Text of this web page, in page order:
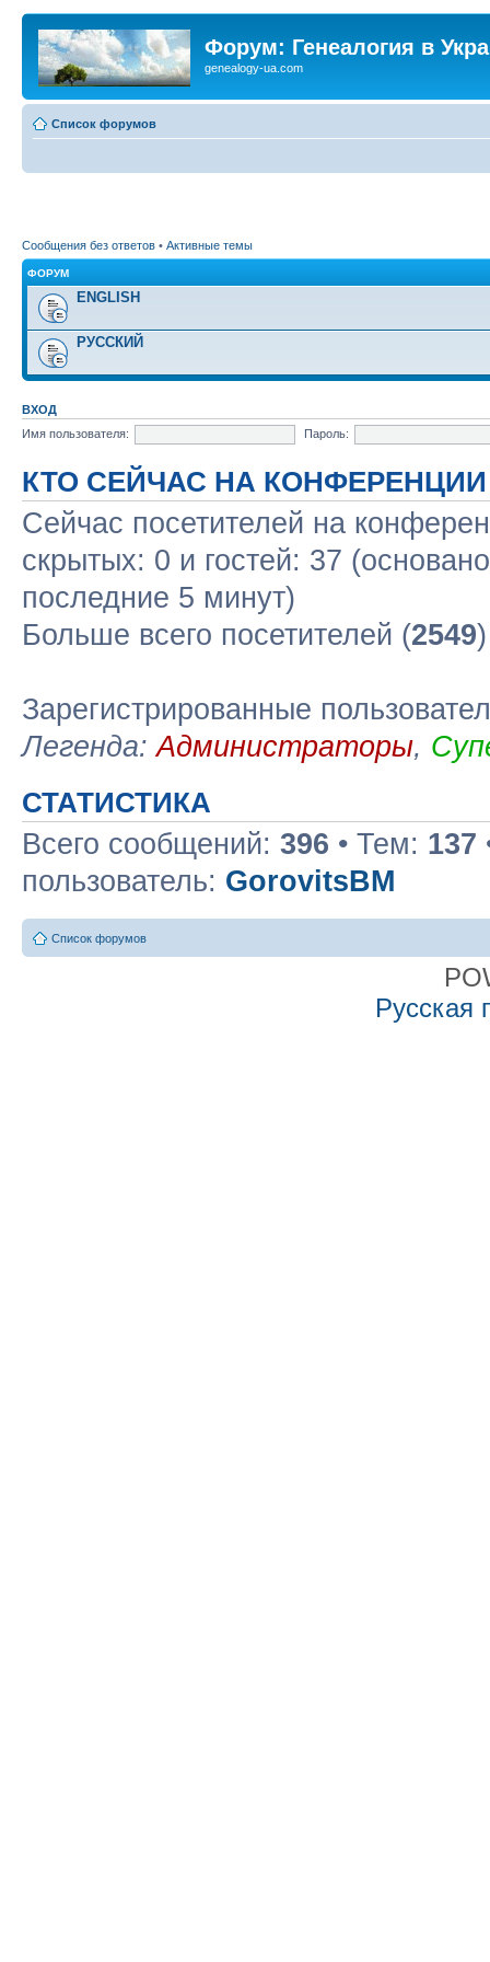
Форум: Генеалогия в
genealogy-ua.com
Список форумов
Сообщения без ответов • Активные темы
ФОРУМ
ENGLISH
РУССКИЙ
ВХОД
Имя пользователя:
Пароль:
КТО СЕЙЧАС НА КОНФЕРЕНЦИИ
Сейчас посетителей на
скрытых: 0 и гостей: 37
последние 5 минут)
Больше всего посетителей (2549
Зарегистрированные
Легенда:Администраторы,
СТАТИСТИКА
Всего сообщений: 396 • Тем: 137
пользователь: GorovitsBM
Список форумов
Русская